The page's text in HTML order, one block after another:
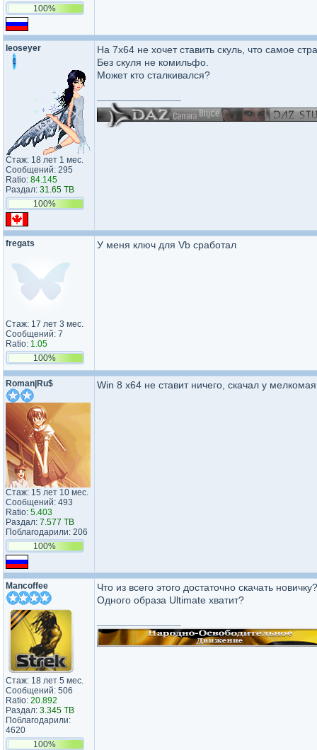
100%
leoseyer
Стаж: 18 лет 1 мес.
Сообщений: 295
Ratio: 84.145
Раздал: 31.65 TB
100%
На 7х64 не хочет ставить скуль, что самое
Без скуля не комильфо.
Может кто сталкивался?
fregats
Стаж: 17 лет 3 мес.
Сообщений: 7
Ratio: 1.05
100%
У меня ключ для Vb сработал
Roman|Ru$
Стаж: 15 лет 10 мес.
Сообщений: 493
Ratio: 5.403
Раздал: 7.577 TB
Поблагодарили: 206
100%
Win 8 x64 не ставит ничего, скачал у
Mancoffee
Стаж: 18 лет 5 мес.
Сообщений: 506
Ratio: 20.892
Раздал: 3.345 TB
Поблагодарили:
4620
100%
Что из всего этого достаточно скачать новичку?
Одного образа Ultimate хватит?